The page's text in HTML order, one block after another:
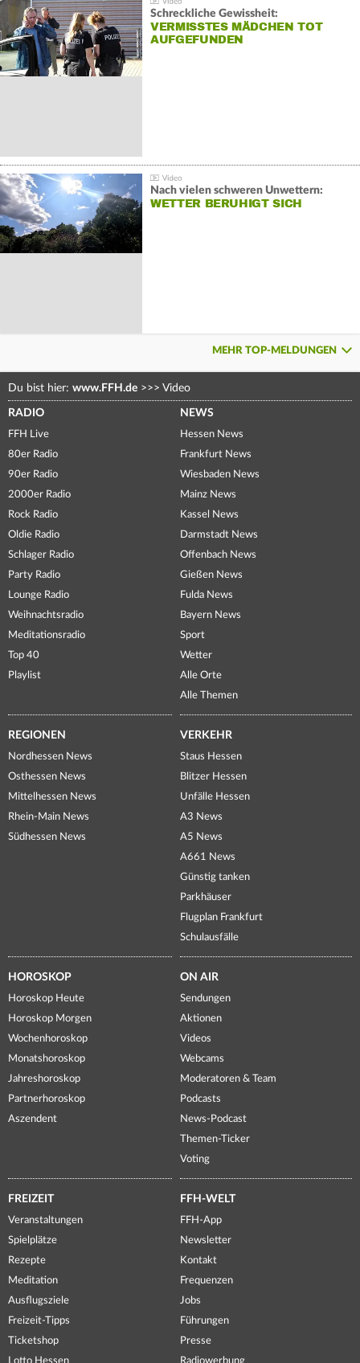
Schreckliche Gewissheit:
VERMISSTES MÄDCHEN TOT
AUFGEFUNDEN
Nach vielen schweren Unwettern:
WETTER BERUHIGT SICH
MEHR TOP-MELDUNGEN
Du bist hier: www.FFH.de >>> Video
RADIO
FFH Live
80er Radio
90er Radio
2000er Radio
Rock Radio
Oldie Radio
Schlager Radio
Party Radio
Lounge Radio
Weihnachtsradio
Meditationsradio
Top 40
Playlist
NEWS
Hessen News
Frankfurt News
Wiesbaden News
Mainz News
Kassel News
Darmstadt News
Offenbach News
Gießen News
Fulda News
Bayern News
Sport
Wetter
Alle Orte
Alle Themen
REGIONEN
Nordhessen News
Osthessen News
Mittelhessen News
Rhein-Main News
Südhessen News
VERKEHR
Staus Hessen
Blitzer Hessen
Unfälle Hessen
A3 News
A5 News
A661 News
Günstig tanken
Parkhäuser
Flugplan Frankfurt
Schulausfälle
HOROSKOP
Horoskop Heute
Horoskop Morgen
Wochenhoroskop
Monatshoroskop
Jahreshoroskop
Partnerhoroskop
Aszendent
ON AIR
Sendungen
Aktionen
Videos
Webcams
Moderatoren & Team
Podcasts
News-Podcast
Themen-Ticker
Voting
FREIZEIT
Veranstaltungen
Spielplätze
Rezepte
Meditation
Ausflugsziele
Freizeit-Tipps
Ticketshop
Lotto Hessen
FFH-WELT
FFH-App
Newsletter
Kontakt
Frequenzen
Jobs
Führungen
Presse
Radiowerbung